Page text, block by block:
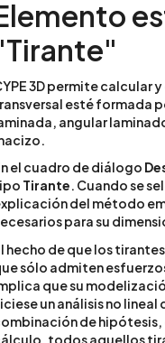
3D permite calcular
esté formada
angular
el cuadro de diálogo
Tirante. Cuando se
del método
para su
hecho de que los
sólo admiten
que su
un análisis no
de hipótesis,
todos aquellos